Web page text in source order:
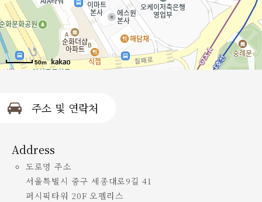
50m
주소 및 연락처
Address
도로명 주소
서울특별시 중구 세종대로9길 41
퍼시픽타워 20F 오펠리스